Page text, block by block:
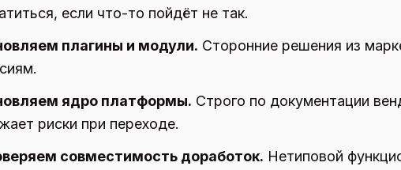
если что-то пойдёт не так.
плагины и модули. Сторонние решения из
ядро платформы. Строго по документации
риски при переходе.
совместимость доработок. Нетиповой